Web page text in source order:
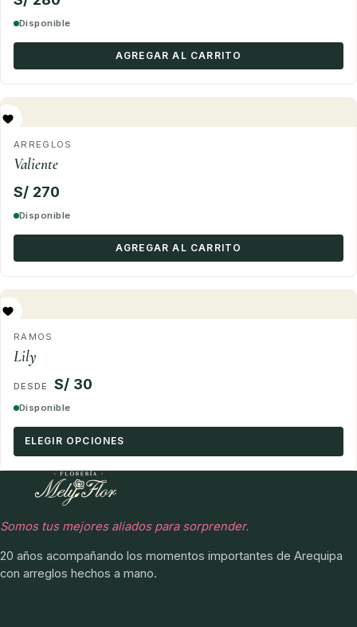
Disponible
AGREGAR AL CARRITO
ARREGLOS
Valiente
S/ 270
Disponible
AGREGAR AL CARRITO
RAMOS
Lily
S/ 30
Disponible
ELEGIR OPCIONES
Somos tus mejores aliados para sorprender.
20 años acompañando los momentos importantes de Arequipa
con arreglos hechos a mano.